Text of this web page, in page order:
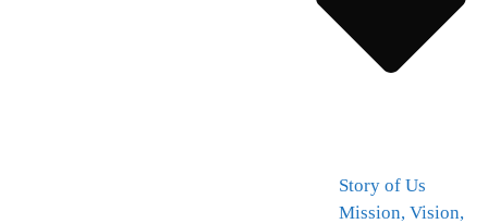
Story of Us
Mission, Vision,